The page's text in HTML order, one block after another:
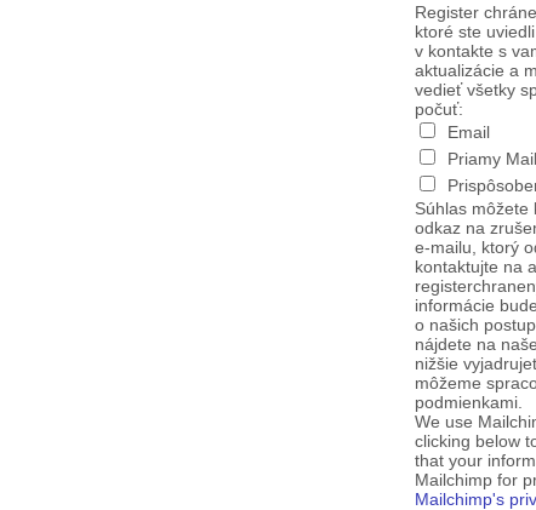
Register
ktoré ste
v kontakte s
aktualizácie a
vedieť všetky
počuť:
Email
Priamy Mail
Súhlas môžete
odkaz na
e-mailu, ktorý
kontaktujte na
informácie
o našich
nájdete na
nižšie
môžeme
podmienkami.
We use
clicking below
that your
Mailchimp for
Mailchimp's